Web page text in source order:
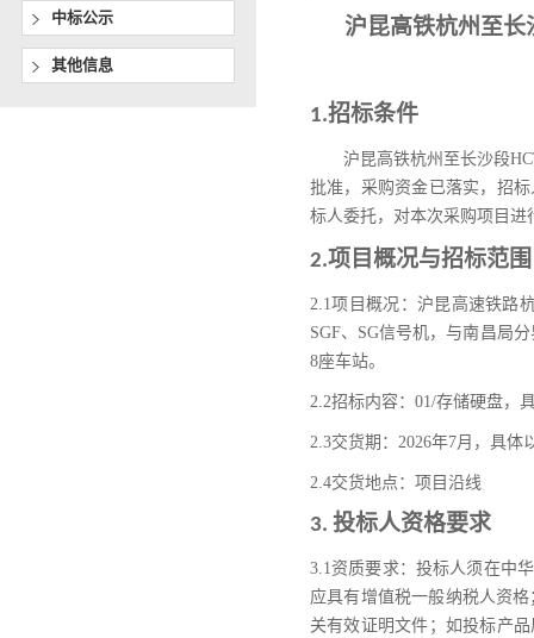
中标公示
其他信息
沪昆高铁杭州至长
1.招标条件
沪昆高铁杭州至长沙段
批准，采购资金已落实，招
标人委托，对本次采购项目进
2.项目概况与招标范围
2.1项目概况：沪昆高速铁路
SGF、 SG信号机，与南昌局
8座车站。
2.2招标内容： 01/存储硬盘，
2.3交货期： 2026年7月，具体
2.4交货地点：项目沿线
3. 投标人资格要求
3.1资质要求：投标人须在中
应具有增值税一般纳税人资格
关有效证明文件；如投标产